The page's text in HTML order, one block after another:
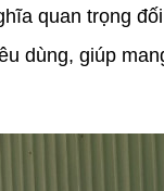
quan trọng
dùng, giúp